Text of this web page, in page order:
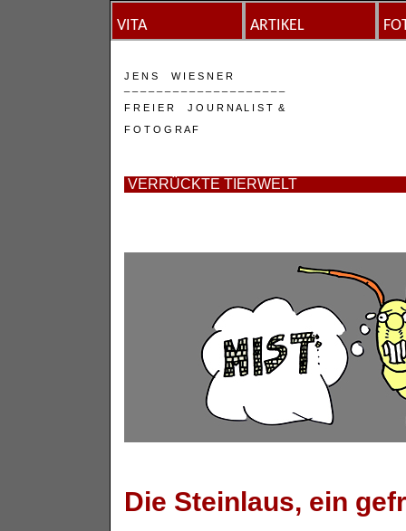
VITA ARTIKEL
J E N S W I E S N E R
F R E I E R J O U R N A L I S T &
F O T O G R A F
VERRÜCKTE TIERWELT
Die Steinlaus, ein